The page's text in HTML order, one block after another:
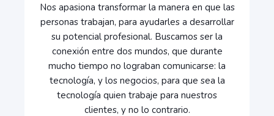
Nos apasiona transformar la manera en que las
personas trabajan, para ayudarles a desarrollar
su potencial profesional. Buscamos ser la
conexión entre dos mundos, que durante
mucho tiempo no lograban comunicarse: la
tecnología, y los negocios, para que sea la
tecnología quien trabaje para nuestros
clientes, y no lo contrario.